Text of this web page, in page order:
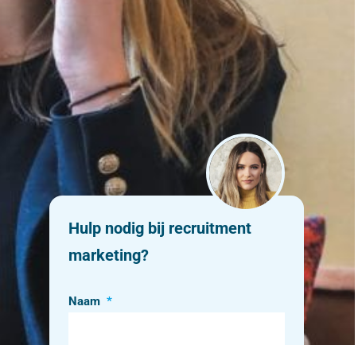
Hulp nodig bij recruitment
marketing?
Naam *